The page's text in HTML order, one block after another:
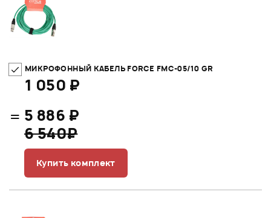
МИКРОФОННЫЙ КАБЕЛЬ FORCE FMC-05/10 GR
1 050 ₽
= 5 886 ₽
6 540₽
Купить комплект